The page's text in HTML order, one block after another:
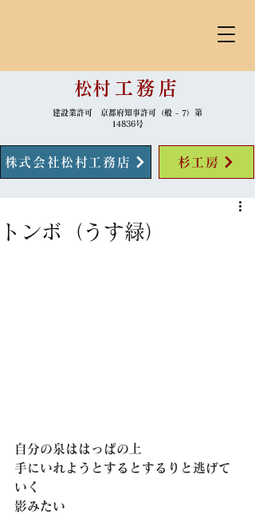
​松村 工務店
建設業許可 京都府知事許可（般 - 7）第
14836号
株式会社松村工務店 杉工房
トンボ（うす緑）
自分の泉ははっぱの上
手にいれようとするとするりと逃げて
いく
影みたい